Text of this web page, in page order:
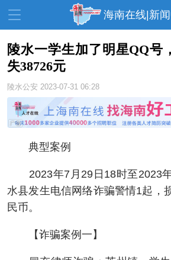
海南在线|新
资讯中心
文体 消费
教育 健康 房产
家装 交通
演出 活动
展会 走读海南 周末去哪儿
陵水一学生加了明星QQ号
失38726元
陵水公安 2023-07-31 06:28
典型案例
2023年7月29日18时至2023年
水县发生电信网络诈骗警情1起，
民币。
【诈骗案例一】